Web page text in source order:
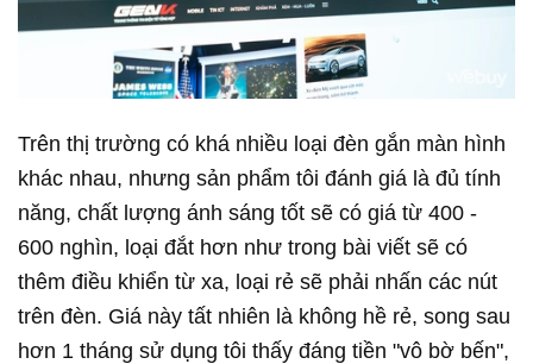
Trên thị trường có khá nhiều loại đèn gắn màn hình
khác nhau, nhưng sản phẩm tôi đánh giá là đủ tính
năng, chất lượng ánh sáng tốt sẽ có giá từ 400 -
600 nghìn, loại đắt hơn như trong bài viết sẽ có
thêm điều khiển từ xa, loại rẻ sẽ phải nhấn các nút
trên đèn. Giá này tất nhiên là không hề rẻ, song sau
hơn 1 tháng sử dụng tôi thấy đáng tiền "vô bờ bến",